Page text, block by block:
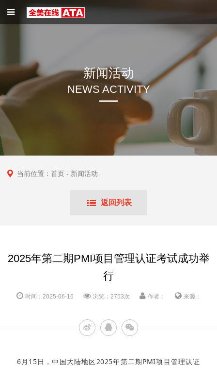
新闻活动
NEWS ACTIVITY
当前位置： 首页 - 新闻活动
返回列表
2025年第二期PMI项目管理认证考试成功举
行
时间：2025-06-16 浏览：2753次 作者： 来源：
6月15日，中国大陆地区2025年第二期PMI项目管理认证